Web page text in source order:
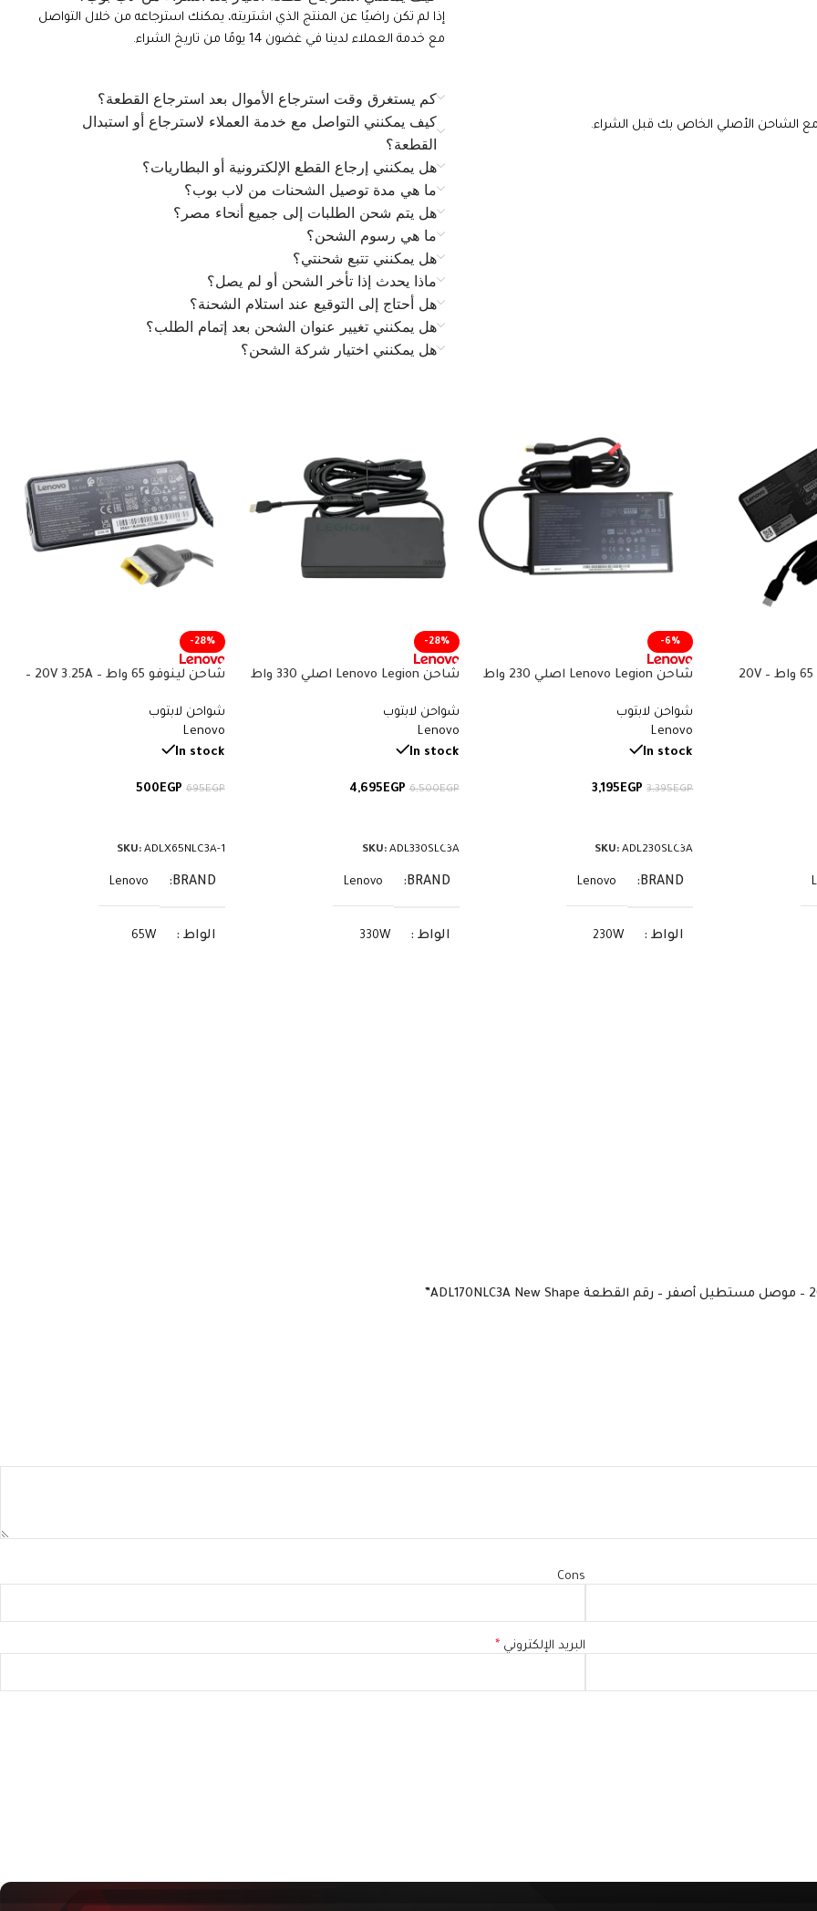
مع الشاحن الأصلي الخاص بك قبل الشراء.
إذا لم تكن راضيًا عن المنتج الذي اشتريته، يمكنك استرجاعه من خلال التواصل
مع خدمة العملاء لدينا في غضون 14 يومًا من تاريخ الشراء.
كم يستغرق وقت استرجاع الأموال بعد استرجاع القطعة؟
كيف يمكنني التواصل مع خدمة العملاء لاسترجاع أو استبدال
القطعة؟
هل يمكنني إرجاع القطع الإلكترونية أو البطاريات؟
ما هي مدة توصيل الشحنات من لاب بوب؟
هل يتم شحن الطلبات إلى جميع أنحاء مصر؟
ما هي رسوم الشحن؟
هل يمكنني تتبع شحنتي؟
ماذا يحدث إذا تأخر الشحن أو لم يصل؟
هل أحتاج إلى التوقيع عند استلام الشحنة؟
هل يمكنني تغيير عنوان الشحن بعد إتمام الطلب؟
هل يمكنني اختيار شركة الشحن؟
شاحن لينوفو أصلي 65 واط – 20V
-6%
شاحن Lenovo Legion اصلي 230 واط
ADL230SLC3A
شواحن لابتوب
Lenovo
In stock
3,395EGP
3,195EGP
SKU:ADL230SLC3A
BRAND
Lenovo
الواط 230W
-28%
شاحن Lenovo Legion اصلي 330 واط
Legion 7 Legion 9i – ADL330SLC3A
شواحن لابتوب
Lenovo
In stock
6,500EGP
4,695EGP
SKU: ADL330SLC3A
BRAND
Lenovo
الواط 330W
-28%
شاحن لينوفو 65 واط – 20V 3.25A –
القطعة ADLX65NLC3A
شواحن لابتوب
Lenovo
In stock
695EGP
500EGP
SKU: ADLX65NLC3A-1
BRAND
Lenovo
الواط 65W
Cons
البريد الإلكتروني *